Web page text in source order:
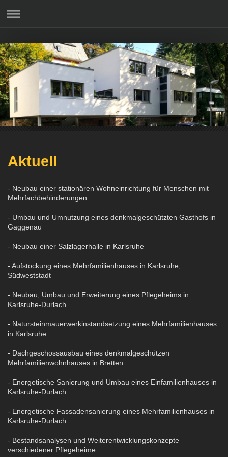
Aktuell
- Neubau einer stationären Wohneinrichtung für Menschen mit
Mehrfachbehinderungen
- Umbau und Umnutzung eines denkmalgeschützten Gasthofs in
Gaggenau
- Neubau einer Salzlagerhalle in Karlsruhe
- Aufstockung eines Mehrfamilienhauses in Karlsruhe,
Südweststadt
- Neubau, Umbau und Erweiterung eines Pflegeheims in
Karlsruhe-Durlach
- Natursteinmauerwerkinstandsetzung eines Mehrfamilienhauses
in Karlsruhe
- Dachgeschossausbau eines denkmalgeschützen
Mehrfamilienwohnhauses in Bretten
- Energetische Sanierung und Umbau eines Einfamilienhauses in
Karlsruhe-Durlach
- Energetische Fassadensanierung eines Mehrfamilienhauses in
Karlsruhe-Durlach
- Bestandsanalysen und Weiterentwicklungskonzepte
verschiedener Pflegeheime